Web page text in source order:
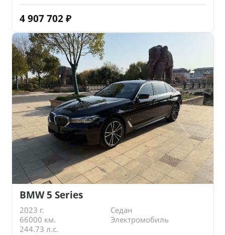
4 907 702 ₽
BMW 5 Series
2023 г.
Седан
66000 км.
Электромобиль
244.73 л.с.